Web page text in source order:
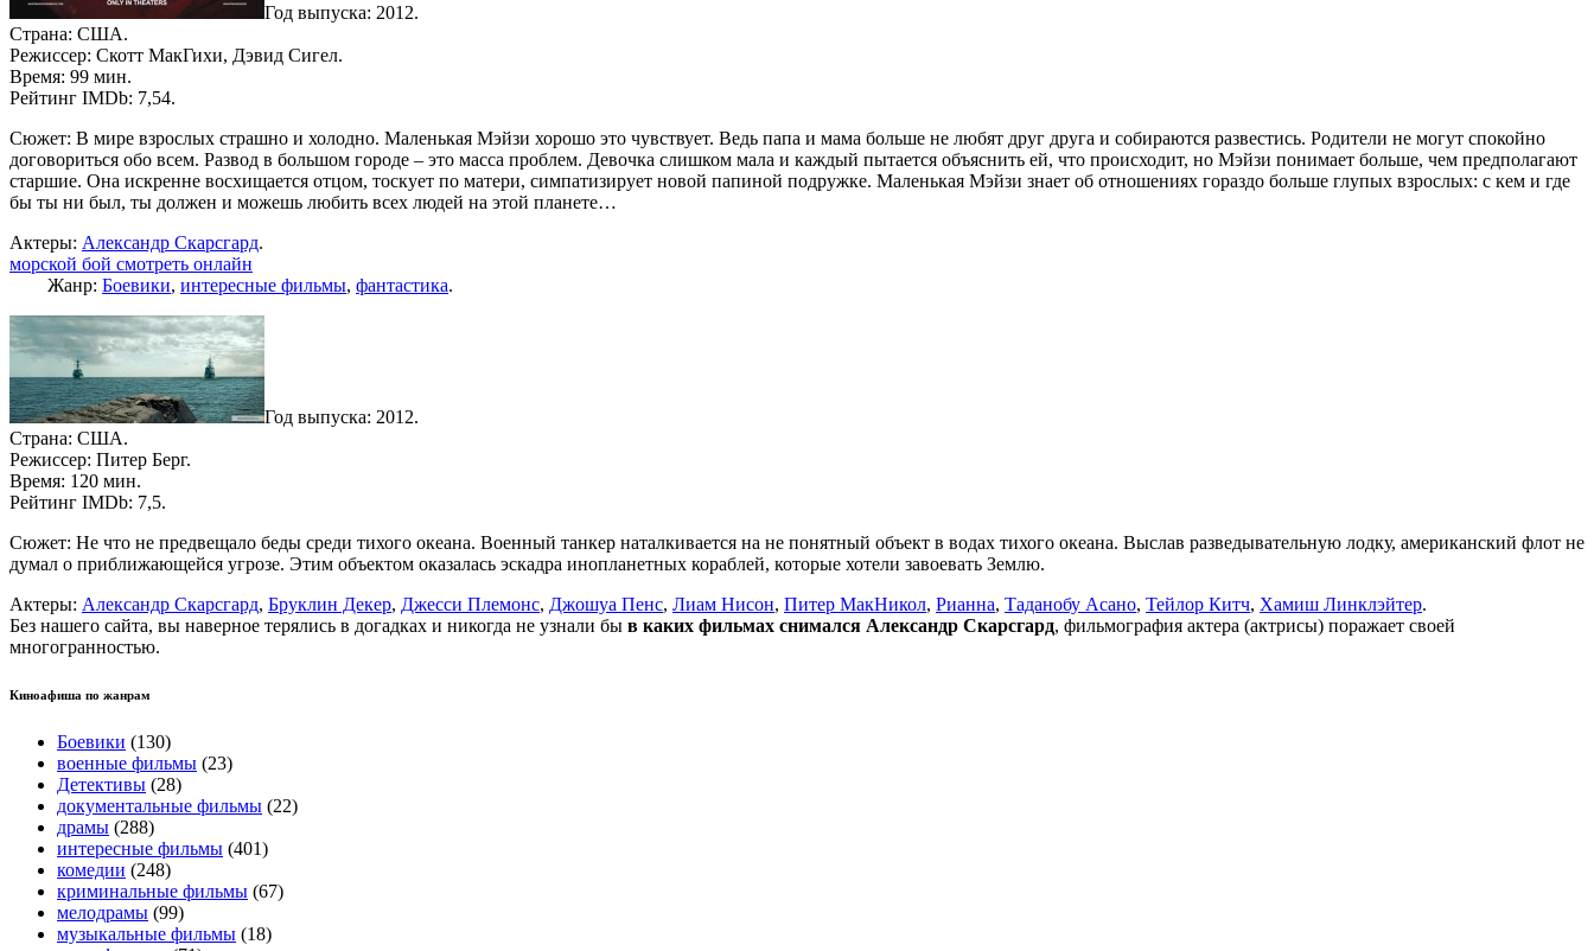
Год выпуска: 2012.
Страна: США.
Режиссер: Скотт МакГихи, Дэвид Сигел.
Время: 99 мин.
Рейтинг IMDb: 7,54.
Сюжет: В мире взрослых страшно и холодно. Маленькая Мэйзи хорошо это чувствует. Ведь папа и мама больше не любят друг друга и собираются развестись. Родители не могут спокойно
договориться обо всем. Развод в большом городе – это масса проблем. Девочка слишком мала и каждый пытается объяснить ей, что происходит, но Мэйзи понимает больше, чем предполагают
старшие. Она искренне восхищается отцом, тоскует по матери, симпатизирует новой папиной подружке. Маленькая Мэйзи знает об отношениях гораздо больше глупых взрослых: с кем и где
бы ты ни был, ты должен и можешь любить всех людей на этой планете…
Актеры: Александр Скарсгард.
морской бой смотреть онлайн
Жанр: Боевики, интересные фильмы, фантастика.
Год выпуска: 2012.
Страна: США.
Режиссер: Питер Берг.
Время: 120 мин.
Рейтинг IMDb: 7,5.
Сюжет: Не что не предвещало беды среди тихого океана. Военный танкер наталкивается на не понятный объект в водах тихого океана. Выслав разведывательную лодку, американский флот не
думал о приближающейся угрозе. Этим объектом оказалась эскадра инопланетных кораблей, которые хотели завоевать Землю.
Актеры: Александр Скарсгард, Бруклин Декер, Джесси Племонс, Джошуа Пенс, Лиам Нисон, Питер МакНикол, Рианна, Таданобу Асано, Тейлор Китч, Хамиш Линклэйтер.
Без нашего сайта, вы наверное терялись в догадках и никогда не узнали бы в каких фильмах снимался Александр Скарсгард, фильмография актера (актрисы) поражает своей
многогранностью.
Киноафиша по жанрам
Боевики (130)
военные фильмы (23)
Детективы (28)
документальные фильмы (22)
драмы (288)
интересные фильмы (401)
комедии (248)
криминальные фильмы (67)
мелодрамы (99)
музыкальные фильмы (18)